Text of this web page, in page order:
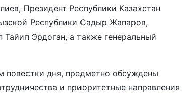
Президент Республики Казахстан
Республики Садыр Жапаров,
Эрдоган, а также генеральный
дня, предметно обсуждены
и приоритетные направления